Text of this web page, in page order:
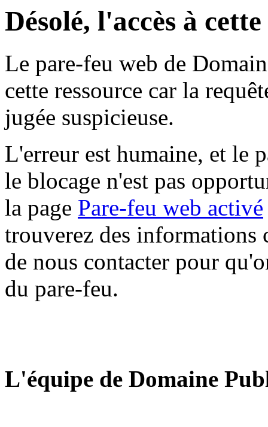
Désolé, l'accès à
Le pare-feu web de
cette ressource car la
jugée suspicieuse.
L'erreur est humaine, et le
le blocage n'est pas
la page Pare-feu web activé
trouverez des informations
de nous contacter pour
du pare-feu.
L'équipe de Domaine